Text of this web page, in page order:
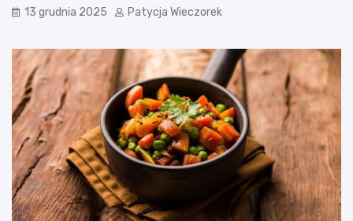
13 grudnia 2025 Patycja Wieczorek